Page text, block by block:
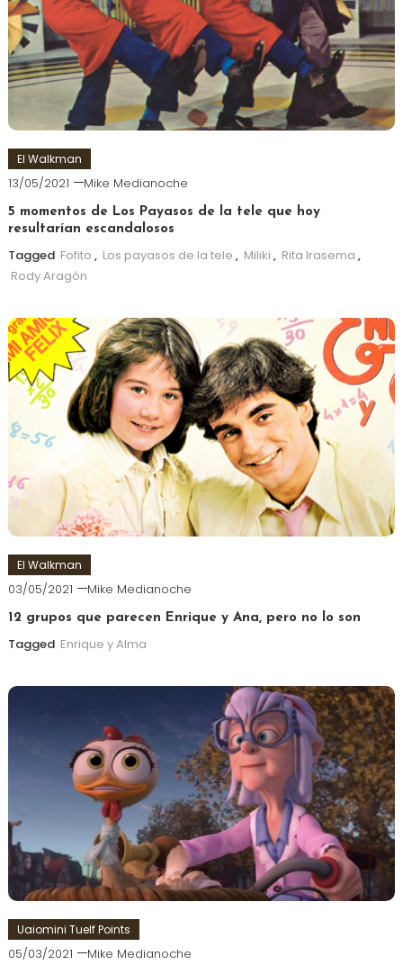
El Walkman
13/05/2021 Mike Medianoche
5 momentos de Los Payasos de la tele que hoy
resultarían escandalosos
Tagged Fofito , Los payasos de la tele , Miliki , Rita Irasema ,
Rody Aragón
El Walkman
03/05/2021 Mike Medianoche
12 grupos que parecen Enrique y Ana, pero no lo son
Tagged Enrique y Alma
Uaiomini Tuelf Points
05/03/2021 Mike Medianoche